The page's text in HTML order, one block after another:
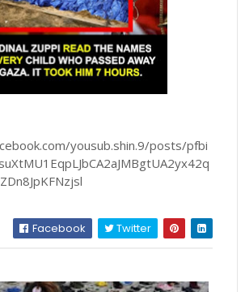
yousub.shin.9/posts/pfbi
Facebook Twitter